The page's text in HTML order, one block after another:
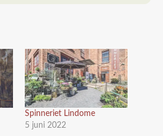
Spinneriet Lindome
5 juni 2022